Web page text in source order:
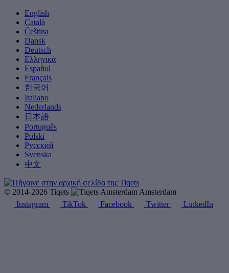
English
Català
Čeština
Dansk
Deutsch
Ελληνικά
Español
Français
한국어
Italiano
Nederlands
日本語
Português
Polski
Русский
Svenska
中文
© 2014-2026 Tiqets
Amsterdam
Instagram
TikTok Facebook Twitter LinkedIn